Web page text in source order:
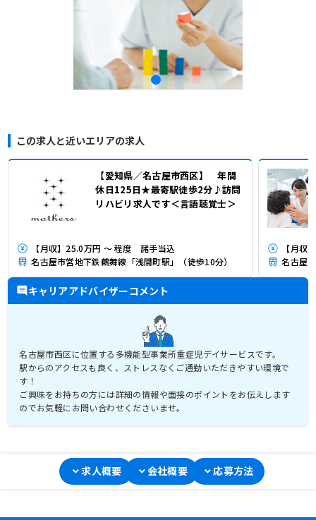
この求人と近いエリアの求人
【愛知県／名古屋市西区】 年間
休日125日★最寄駅徒歩2分♪訪問
リハビリ求人です＜言語聴覚士＞
【月収】25.0万円 ～ 程度 諸手当込
名古屋市営地下鉄鶴舞線「浅間町駅」（徒歩10分）
【月収
名古屋
キャリアアドバイザーコメント
名古屋市西区に位置する多機能型事業所重症児デイサービスです。
駅からのアクセスも良く、ストレスなくご通勤いただきやすい環境で
す！
ご興味をお持ちの方には詳細の情報や面接のポイントをお伝えします
のでお気軽にお問い合わせくださいませ。
求人概要 会社概要 応募方法